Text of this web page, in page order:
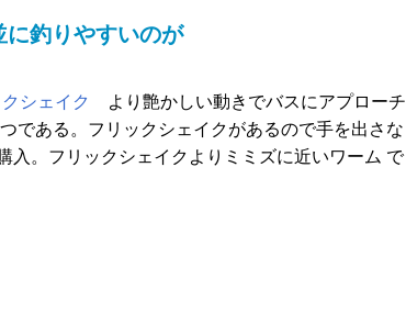
釣りやすいのが
シェイク
より艶かしい動きでバスにアプローチ
である。フリックシェイクがあるので手を出さな
入。フリックシェイクよりミミズに近いワーム で